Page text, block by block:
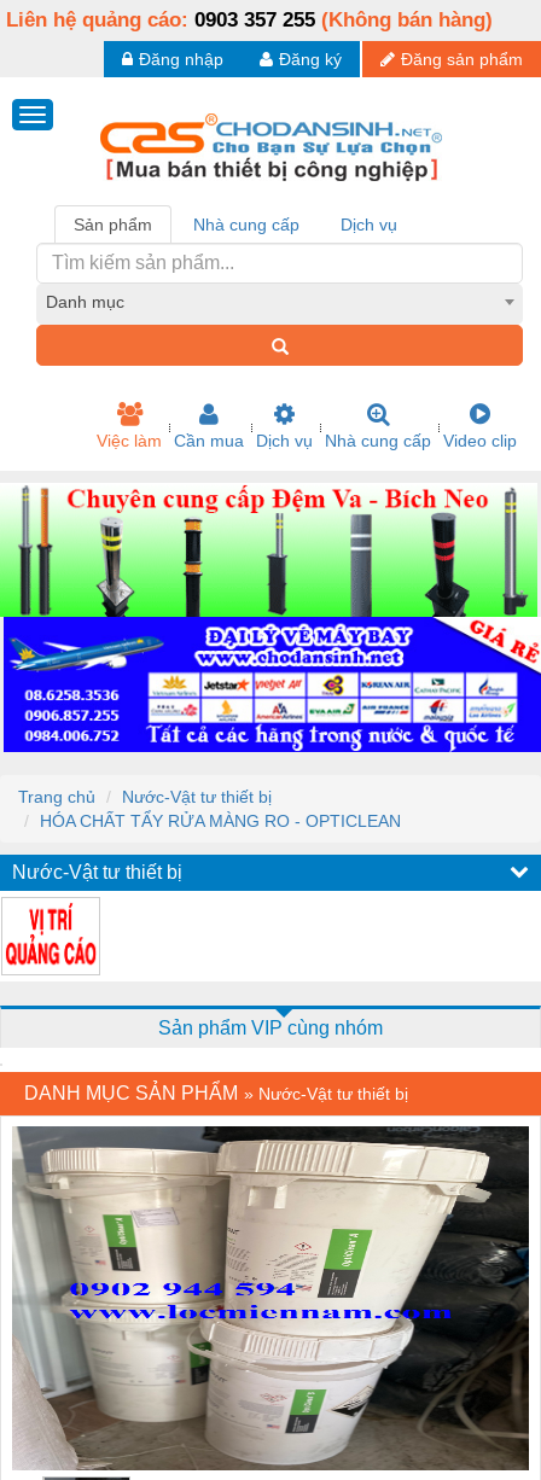
Liên hệ quảng cáo: 0903 357 255 (Không bán hàng)
Đăng sản phẩm
Đăng ký
Đăng nhập
Sản phẩm Nhà cung cấp Dịch vụ
Danh mục
Việc làm Cần mua Dịch vụ Nhà cung cấp Video clip
Trang chủ
Nước-Vật tư thiết bị
HÓA CHẤT TẨY RỬA MÀNG RO - OPTICLEAN
Nước-Vật tư thiết bị
Sản phẩm VIP cùng nhóm
DANH MỤC SẢN PHẨM » Nước-Vật tư thiết bị